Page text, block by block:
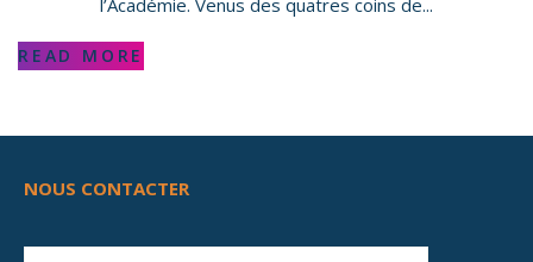
l’Académie. Venus des quatres coins de...
READ MORE
NOUS CONTACTER